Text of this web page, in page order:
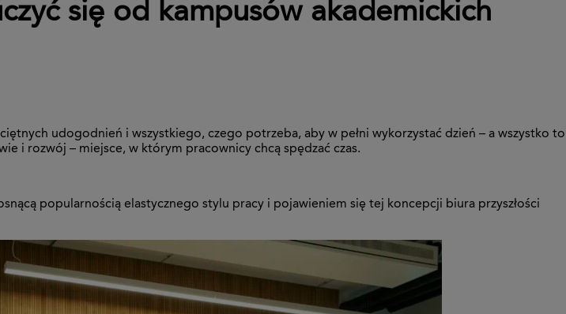
się od kampusów akademickich
udogodnień i wszystkiego, czego potrzeba, aby w pełni wykorzystać dzień – a wszystko to
i rozwój – miejsce, w którym pracownicy chcą spędzać czas.
popularnością elastycznego stylu pracy i pojawieniem się tej koncepcji biura przyszłości